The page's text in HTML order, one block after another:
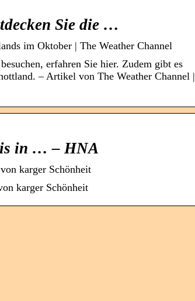
Sie die …
im Oktober | The Weather Channel
erfahren Sie hier. Zudem gibt es
– Artikel von The Weather Channel |
in … – HNA
karger Schönheit
karger Schönheit